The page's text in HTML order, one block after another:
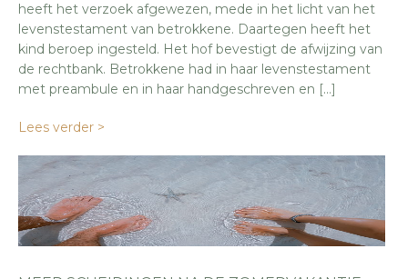
heeft het verzoek afgewezen, mede in het licht van het
levenstestament van betrokkene. Daartegen heeft het
kind beroep ingesteld. Het hof bevestigt de afwijzing van
de rechtbank. Betrokkene had in haar levenstestament
met preambule en in haar handgeschreven en […]
Lees verder >